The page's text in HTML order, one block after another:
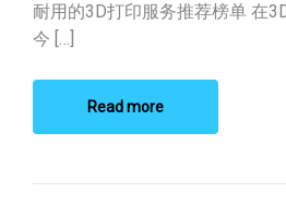
耐用的3D打印服务推荐榜单 在
今 […]
Read more